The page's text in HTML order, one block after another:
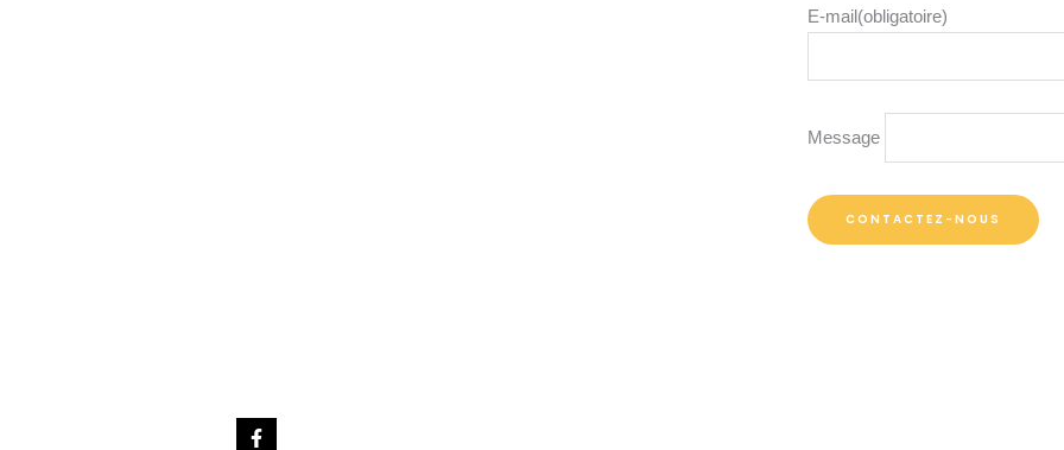
E-mail(obligatoire)
Message
CONTACTEZ-NOUS